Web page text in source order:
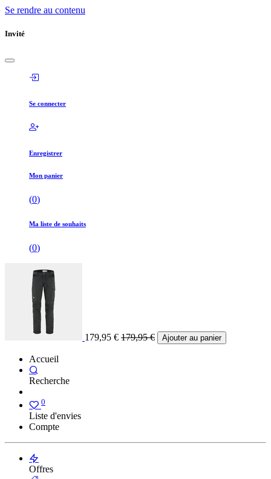
Se rendre au contenu
Invité
Se connecter
Enregistrer
Mon panier
(0)
Ma liste de souhaits
(0)
179,95 € 179,95€ Ajouter au panier
Accueil
Recherche
0
Liste d'envies
Compte
Offres